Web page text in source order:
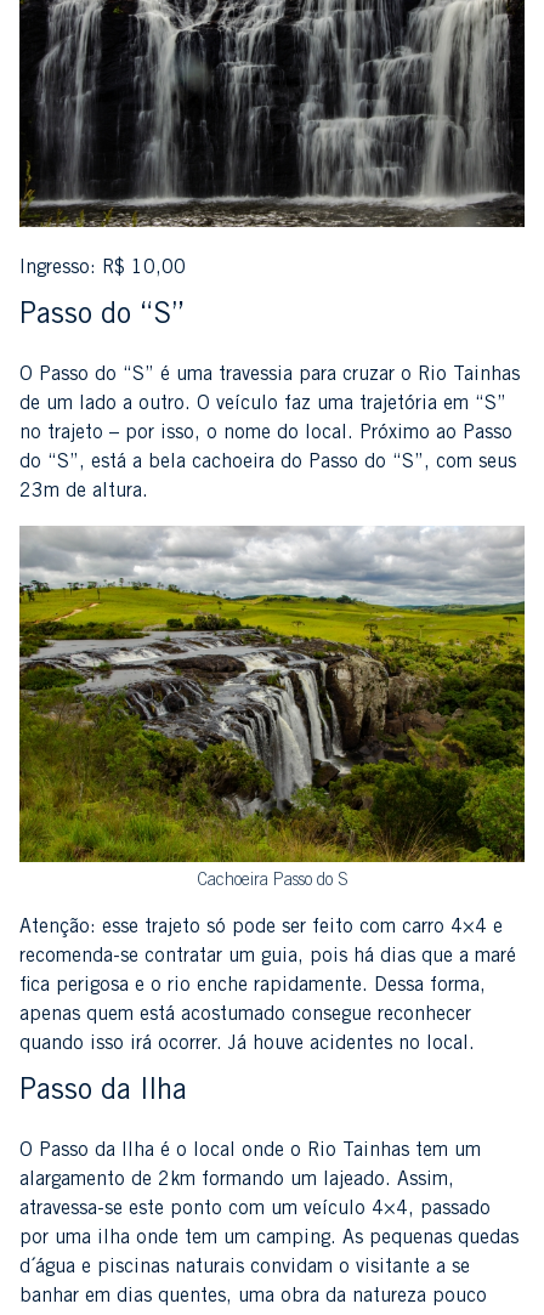
Ingresso: R$ 10,00
Passo do “S”
O Passo do “S” é uma travessia para cruzar o Rio Tainhas
de um lado a outro. O veículo faz uma trajetória em “S”
no trajeto – por isso, o nome do local. Próximo ao Passo
do “S”, está a bela cachoeira do Passo do “S”, com seus
23m de altura.
Cachoeira Passo do S
Atenção: esse trajeto só pode ser feito com carro 4×4 e
recomenda-se contratar um guia, pois há dias que a maré
fica perigosa e o rio enche rapidamente. Dessa forma,
apenas quem está acostumado consegue reconhecer
quando isso irá ocorrer. Já houve acidentes no local.
Passo da Ilha
O Passo da Ilha é o local onde o Rio Tainhas tem um
alargamento de 2km formando um lajeado. Assim,
atravessa-se este ponto com um veículo 4×4, passado
por uma ilha onde tem um camping. As pequenas quedas
d´água e piscinas naturais convidam o visitante a se
banhar em dias quentes, uma obra da natureza pouco